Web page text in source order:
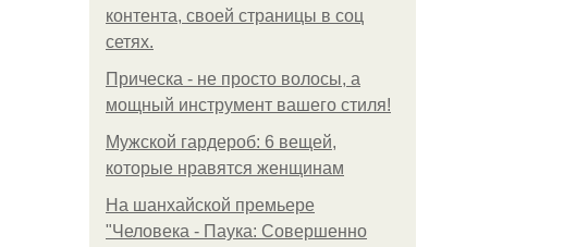
контента, своей страницы в соц
сетях.
Прическа - не просто волосы, а
мощный инструмент вашего стиля!
Мужской гардероб: 6 вещей,
которые нравятся женщинам
На шанхайской премьере
"Человека - Паука: Совершенно